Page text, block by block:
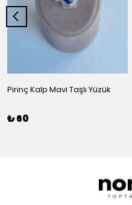
Pirinç Kalp Mavi Taşlı Yüzük
₺ 60